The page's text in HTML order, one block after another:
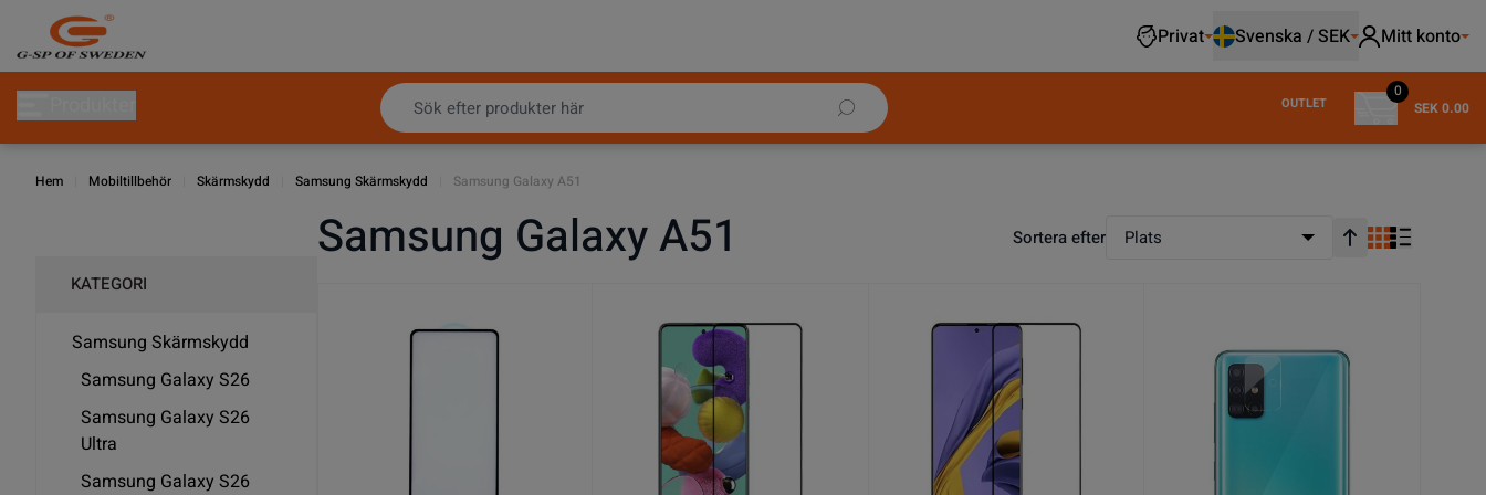
Hoppa till innehållet
Privat
Svenska / SEK Mitt konto
OUTLET
0
SEK 0.00
Hem Mobiltillbehör Skärmskydd Samsung Skärmskydd Samsung Galaxy A51
KATEGORI
Samsung Skärmskydd
Samsung Galaxy S26
Samsung Galaxy S26
Ultra
Samsung Galaxy S26
Samsung Galaxy A51 Sortera efter Plats Stigande ordning